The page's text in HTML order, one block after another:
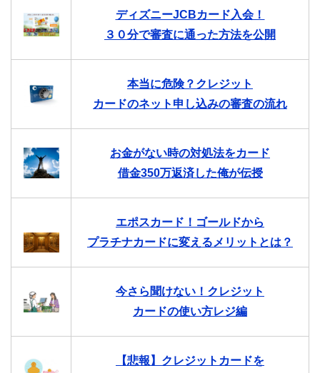
ディズニーJCBカード入会！
３０分で審査に通った方法を公開
本当に危険？クレジット
カードのネット申し込みの審査の流れ
お金がない時の対処法をカード
借金350万返済した俺が伝授
エポスカード！ゴールドから
プラチナカードに変えるメリットとは？
今さら聞けない！クレジット
カードの使い方レジ編
【悲報】クレジットカードを